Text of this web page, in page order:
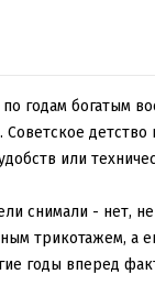
годам богатым
или
снимали - нет,
трикотажем,
годы вперед